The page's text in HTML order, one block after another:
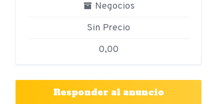
Negocios
Sin Precio
0,00
Responder al anuncio